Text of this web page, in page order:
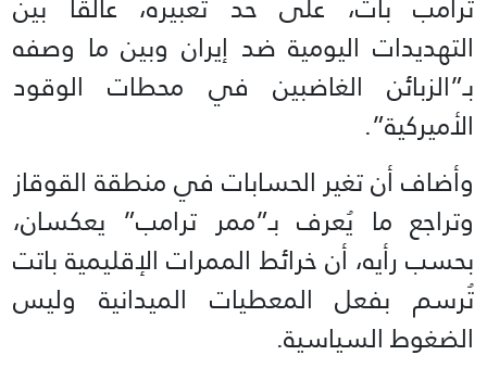
التهديدات اليومية ضد إيران وبين ما وصفه
بـ”الزبائن الغاضبين في محطات الوقود
الأميركية”.
وأضاف أن تغير الحسابات في منطقة القوقاز
وتراجع ما يُعرف بـ”ممر ترامب” يعكسان،
بحسب رأيه، أن خرائط الممرات الإقليمية باتت
تُرسم بفعل المعطيات الميدانية وليس
الضغوط السياسية.